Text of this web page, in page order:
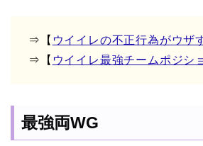
⇒【 ウイイレの不正行為がウザ
⇒【 ウイイレ最強チームポジシ
最強両WG